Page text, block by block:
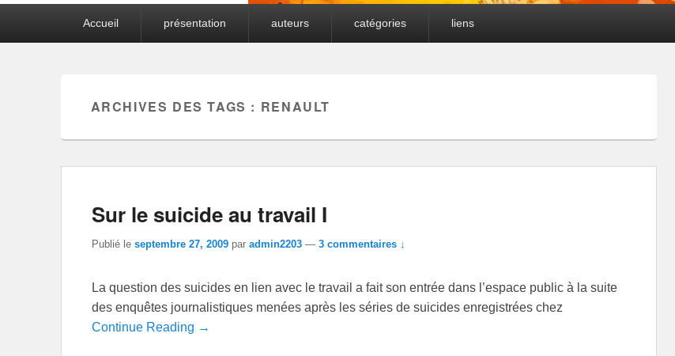
Accueil présentation auteurs catégories liens
ARCHIVES DES TAGS : RENAULT
Sur le suicide au travail I
Publié le septembre 27, 2009 par admin2203 — 3 commentaires ↓
La question des suicides en lien avec le travail a fait son entrée dans l’espace public à la suite
des enquêtes journalistiques menées après les séries de suicides enregistrées chez
Continue Reading →